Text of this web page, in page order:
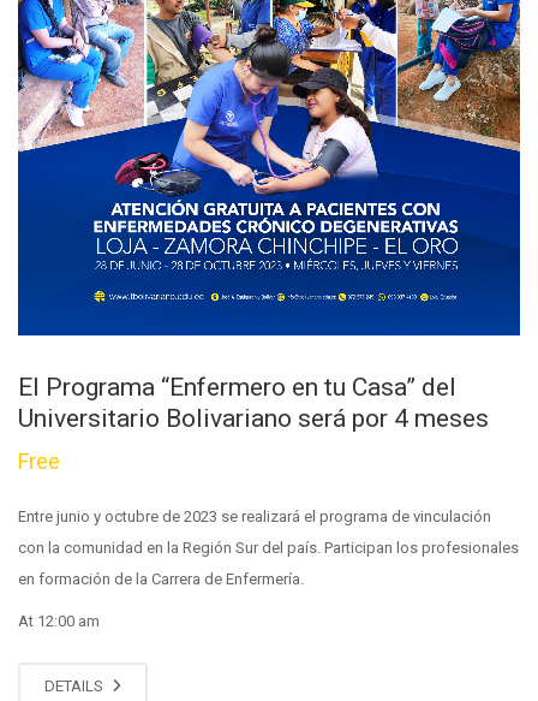
El Programa “Enfermero en tu Casa” del
Universitario Bolivariano será por 4 meses
Free
Entre junio y octubre de 2023 se realizará el programa de vinculación
con la comunidad en la Región Sur del país. Participan los profesionales
en formación de la Carrera de Enfermería.
At 12:00 am
DETAILS